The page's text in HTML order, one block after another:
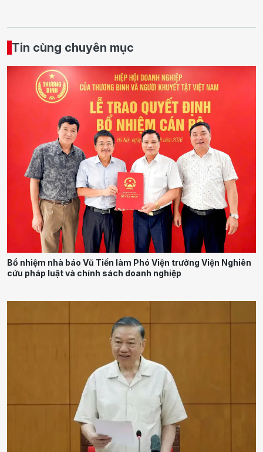
Tin cùng chuyên mục
Bổ nhiệm nhà báo Vũ Tiến làm Phó Viện trưởng Viện Nghiên
cứu pháp luật và chính sách doanh nghiệp